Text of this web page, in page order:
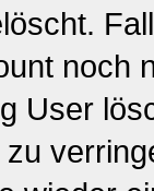
noch
User